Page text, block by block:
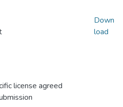
license agreed
Down
load